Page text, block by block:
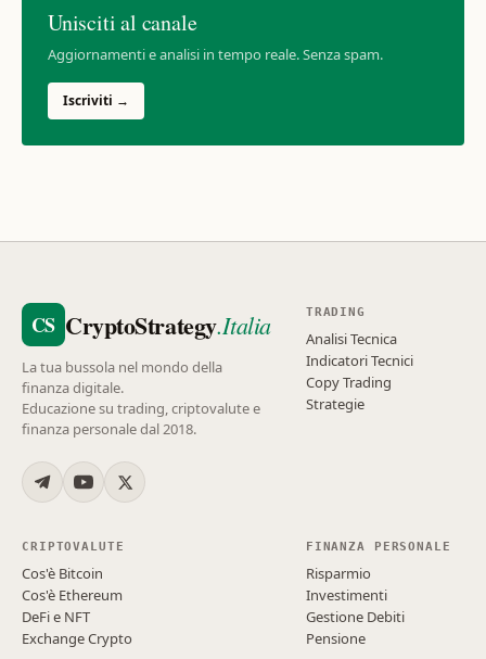
Unisciti al canale
Aggiornamenti e analisi in tempo reale. Senza spam.
Iscriviti →
CS CryptoStrategy.Italia
La tua bussola nel mondo della
finanza digitale.
Educazione su trading, criptovalute e
finanza personale dal 2018.
TRADING
Analisi Tecnica
Indicatori Tecnici
Copy Trading
Strategie
CRIPTOVALUTE
Cos'è Bitcoin
Cos'è Ethereum
DeFi e NFT
Exchange Crypto
FINANZA PERSONALE
Risparmio
Investimenti
Gestione Debiti
Pensione